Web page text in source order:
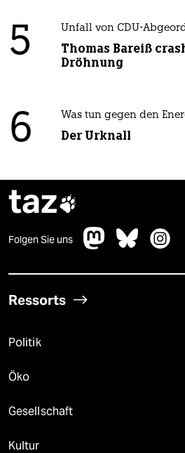
5 Unfall von CDU-
Thomas Bareiß
Dröhnung
6 Was tun gegen den
Der Urknall
taz
Folgen Sie uns
Ressorts
Politik
Öko
Gesellschaft
Kultur